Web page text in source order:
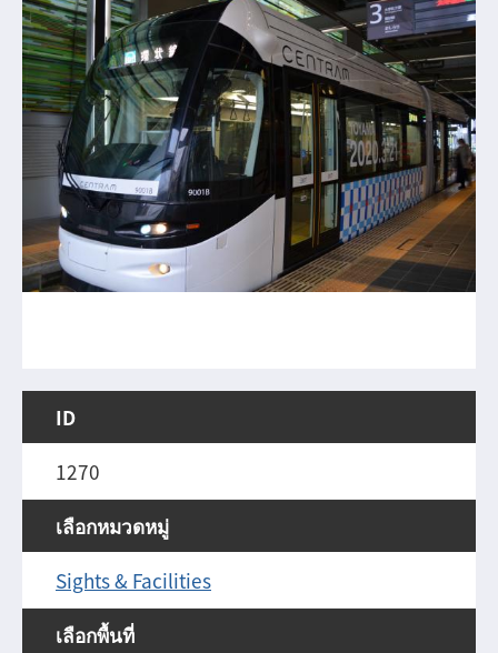
ID
1270
เลือกหมวดหมู่
Sights & Facilities
เลือกพื้นที่